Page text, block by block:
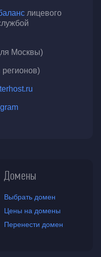
лицевого
Москвы)
регионов)
Домены
Выбрать домен
Цены на домены
Перенести домен